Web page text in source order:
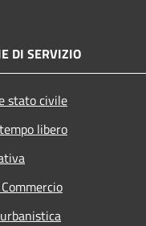
DI SERVIZIO
stato civile
libero